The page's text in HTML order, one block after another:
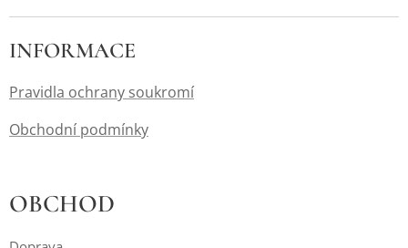
INFORMACE
Pravidla ochrany soukromí
Obchodní podmínky
OBCHOD